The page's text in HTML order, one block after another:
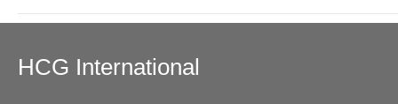
HCG International